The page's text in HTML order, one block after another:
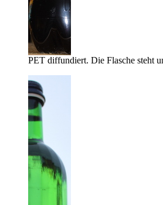
PET diffundiert. Die Flasche steht